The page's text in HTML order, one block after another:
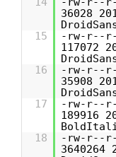
36028
15
-rw-
117072
16
-rw-
35908
17
-rw-
189916
18
-rw-
3640264